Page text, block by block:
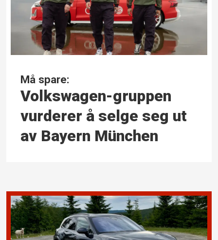
Må spare:
Volkswagen-gruppen
vurderer å selge seg ut
av Bayern München